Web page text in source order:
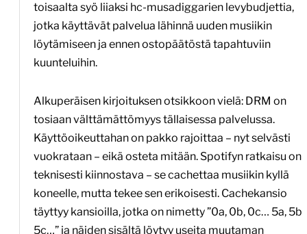
toisaalta syö liiaksi hc-musadiggarien levybudjettia,
jotka käyttävät palvelua lähinnä uuden musiikin
löytämiseen ja ennen ostopäätöstä tapahtuviin
kuunteluihin.
Alkuperäisen kirjoituksen otsikkoon vielä: DRM on
tosiaan välttämättömyys tällaisessa palvelussa.
Käyttöoikeuttahan on pakko rajoittaa – nyt selvästi
vuokrataan – eikä osteta mitään. Spotifyn ratkaisu on
teknisesti kiinnostava – se cachettaa musiikin kyllä
koneelle, mutta tekee sen erikoisesti. Cachekansio
täyttyy kansioilla, jotka on nimetty ”0a, 0b, 0c… 5a, 5b,
5c…” ja näiden sisältä löytyy useita muutaman